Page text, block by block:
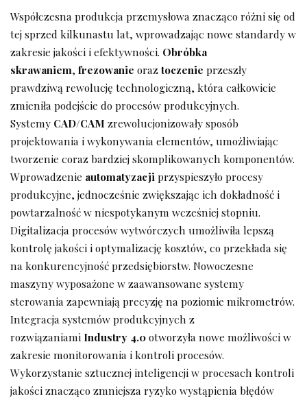
Współczesna produkcja przemysłowa znacząco różni się od
tej sprzed kilkunastu lat, wprowadzając nowe standardy w
zakresie jakości i efektywności. Obróbka
skrawaniem, frezowanie oraztoczenie przeszły
prawdziwą rewolucję technologiczną, która całkowicie
zmieniła podejście do procesów produkcyjnych.
Systemy CAD/CAM zrewolucjonizowały sposób
projektowania i wykonywania elementów, umożliwiając
tworzenie coraz bardziej skomplikowanych komponentów.
Wprowadzenie automatyzacjiprzyspieszyło procesy
produkcyjne, jednocześnie zwiększając ich dokładność i
powtarzalność w niespotykanym wcześniej stopniu.
Digitalizacja procesów wytwórczych umożliwiła lepszą
kontrolę jakości i optymalizację kosztów, co przekłada się
na konkurencyjność przedsiębiorstw. Nowoczesne
maszyny wyposażone w zaawansowane systemy
sterowania zapewniają precyzję na poziomie mikrometrów.
Integracja systemów produkcyjnych z
rozwiązaniami Industry 4.0otworzyła nowe możliwości w
zakresie monitorowania i kontroli procesów.
Wykorzystanie sztucznej inteligencji w procesach kontroli
jakości znacząco zmniejsza ryzyko wystąpienia błędów